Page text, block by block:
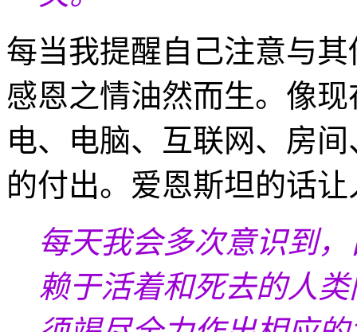
每当我提醒自己注意与
感恩之情油然而生。像
电、电脑、互联网、房
的付出。爱恩斯坦的话
每天我会多次意识到
赖于活着和死去的人